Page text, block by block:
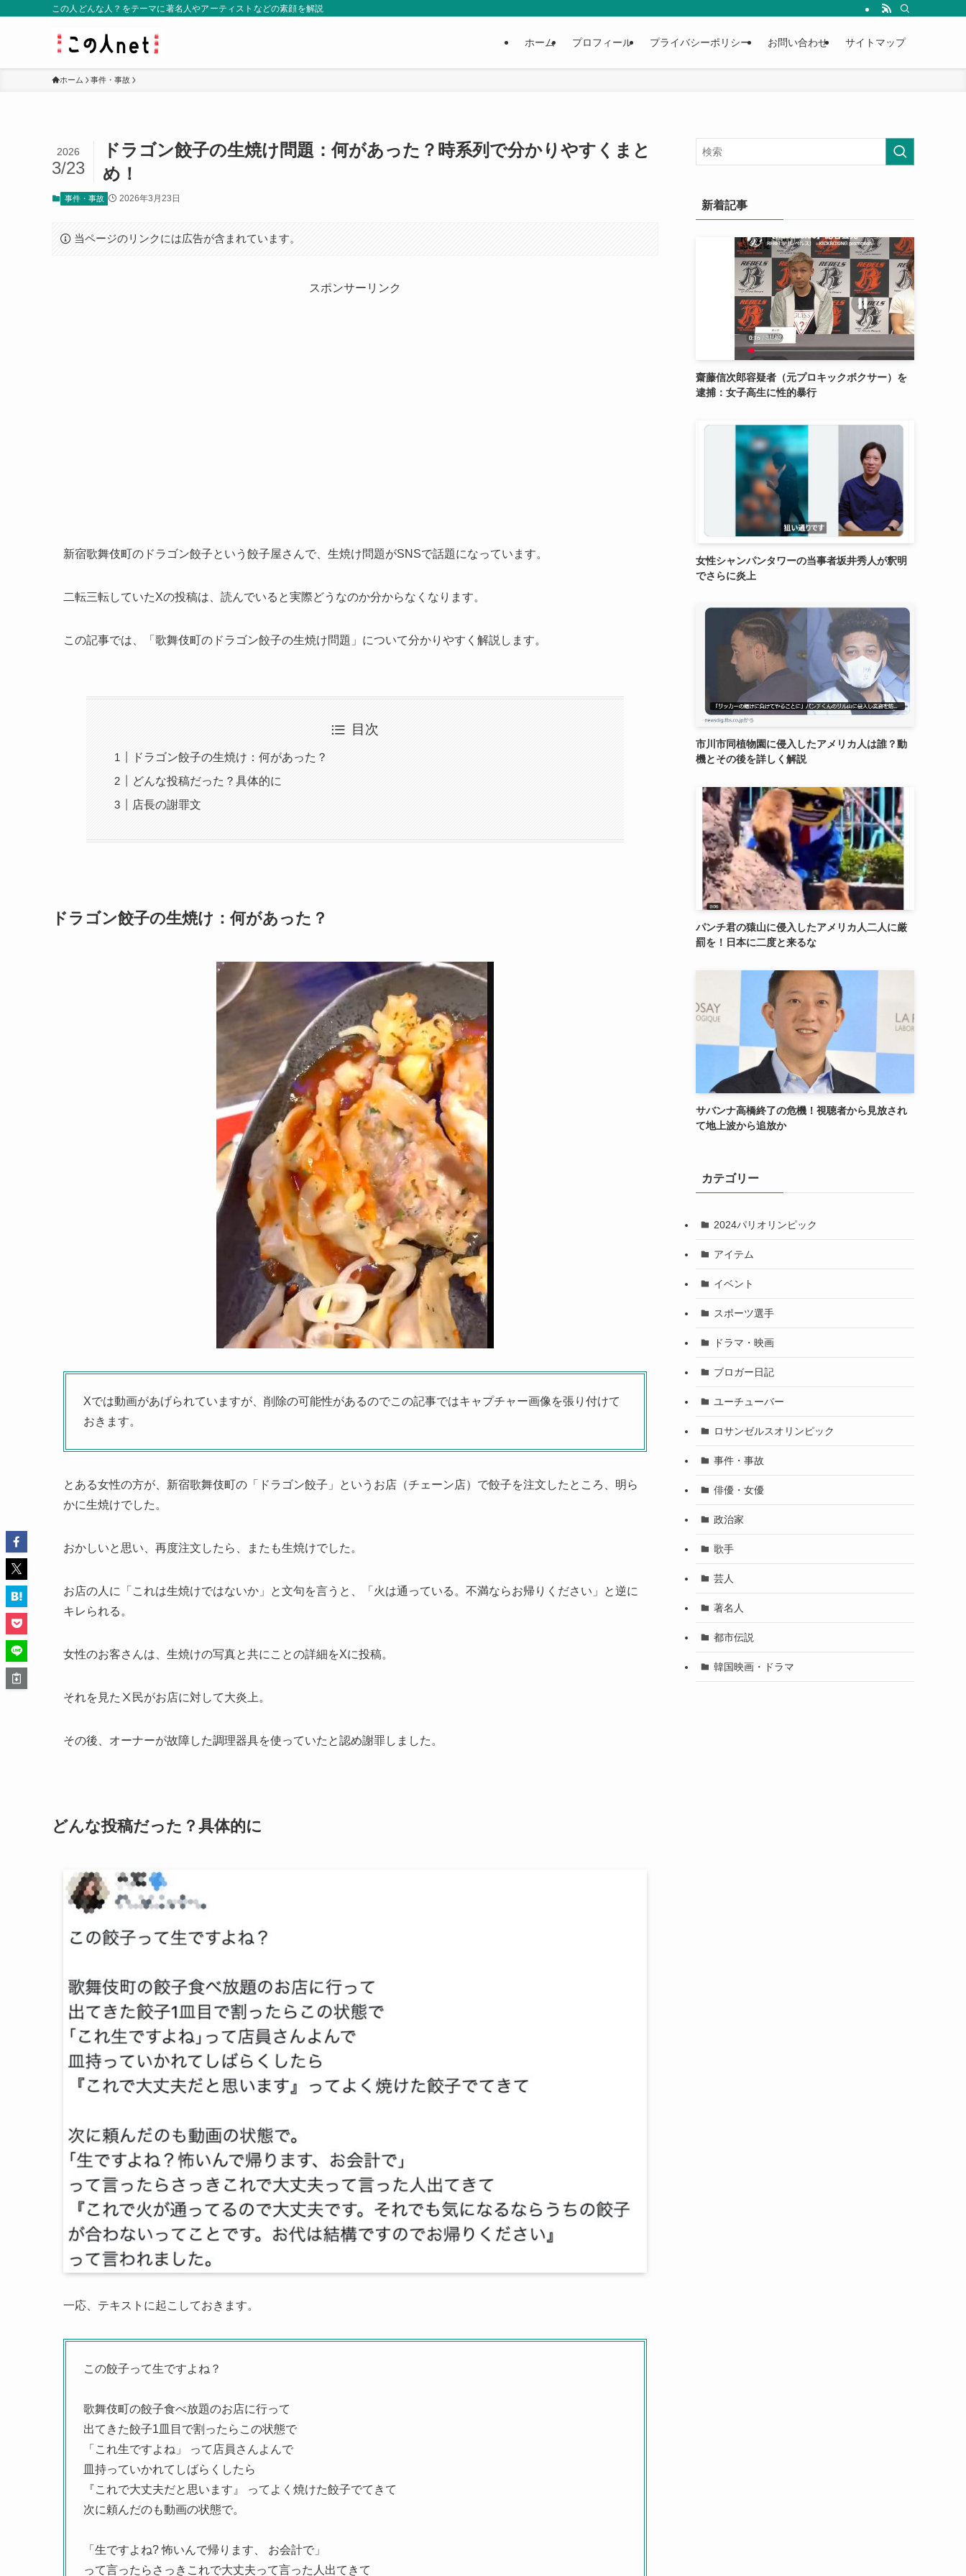
この人どんな人？をテーマに著名人やアーティストなどの素顔を解説
ホーム プロフィール プライバシーポリシー お問い合わせ サイトマップ
ホーム 事件・事故
ドラゴン餃子の生焼け問題：何があった？時系列で分かりやすくまと
め！
2026
3/23
事件・事故 2026年3月23日
当ページのリンクには広告が含まれています。
スポンサーリンク
新宿歌舞伎町のドラゴン餃子という餃子屋さんで、生焼け問題がSNSで話題になっています。
二転三転していたXの投稿は、読んでいると実際どうなのか分からなくなります。
この記事では、「歌舞伎町のドラゴン餃子の生焼け問題」について分かりやすく解説します。
目次
ドラゴン餃子の生焼け：何があった？
どんな投稿だった？具体的に
店長の謝罪文
ドラゴン餃子の生焼け：何があった？
Xでは動画があげられていますが、削除の可能性があるのでこの記事ではキャプチャー画像を張り付けて
おきます。
とある女性の方が、新宿歌舞伎町の「ドラゴン餃子」というお店（チェーン店）で餃子を注文したところ、明ら
かに生焼けでした。
おかしいと思い、再度注文したら、またも生焼けでした。
お店の人に「これは生焼けではないか」と文句を言うと、「火は通っている。不満ならお帰りください」と逆に
キレられる。
女性のお客さんは、生焼けの写真と共にことの詳細をXに投稿。
それを見たⅩ民がお店に対して大炎上。
その後、オーナーが故障した調理器具を使っていたと認め謝罪しました。
どんな投稿だった？具体的に
一応、テキストに起こしておきます。
この餃子って生ですよね？
歌舞伎町の餃子食べ放題のお店に行って
出てきた餃子1皿目で割ったらこの状態で
「これ生ですよね」 って店員さんよんで
皿持っていかれてしばらくしたら
『これで大丈夫だと思います』 ってよく焼けた餃子でてきて
次に頼んだのも動画の状態で。
「生ですよね? 怖いんで帰ります、 お会計で」
って言ったらさっきこれで大丈夫って言った人出てきて
新着記事
齋藤信次郎容疑者（元プロキックボクサー）を
逮捕：女子高生に性的暴行
女性シャンパンタワーの当事者坂井秀人が釈明
でさらに炎上
市川市同植物園に侵入したアメリカ人は誰？動
機とその後を詳しく解説
パンチ君の猿山に侵入したアメリカ人二人に厳
罰を！日本に二度と来るな
サバンナ高橋終了の危機！視聴者から見放され
て地上波から追放か
カテゴリー
2024パリオリンピック
アイテム
イベント
スポーツ選手
ドラマ・映画
ブロガー日記
ユーチューバー
ロサンゼルスオリンピック
事件・事故
俳優・女優
政治家
歌手
芸人
著名人
都市伝説
韓国映画・ドラマ